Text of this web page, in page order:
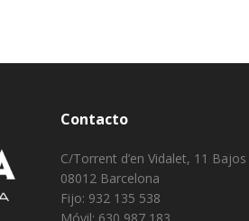
Contacto
C/Torrent d’en Vidalet, 11 Bajos
08012 Barcelona
Fijo: 932 135 538